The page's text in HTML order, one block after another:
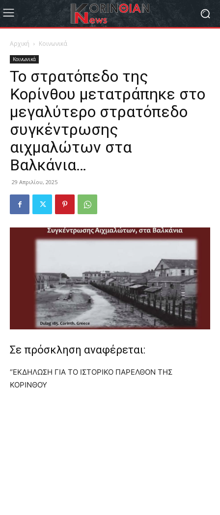
Αρχική Κοινωνικά
Κοινωνικά
Το στρατόπεδο της
Κορίνθου μετατράπηκε στο
μεγαλύτερο στρατόπεδο
συγκέντρωσης
αιχμαλώτων στα
Βαλκάνια…
29 Απριλίου, 2025
Σε πρόσκληση αναφέρεται:
“ΕΚΔΗΛΩΣΗ ΓΙΑ ΤΟ ΙΣΤΟΡΙΚΟ ΠΑΡΕΛΘΟΝ ΤΗΣ
ΚΟΡΙΝΘΟΥ